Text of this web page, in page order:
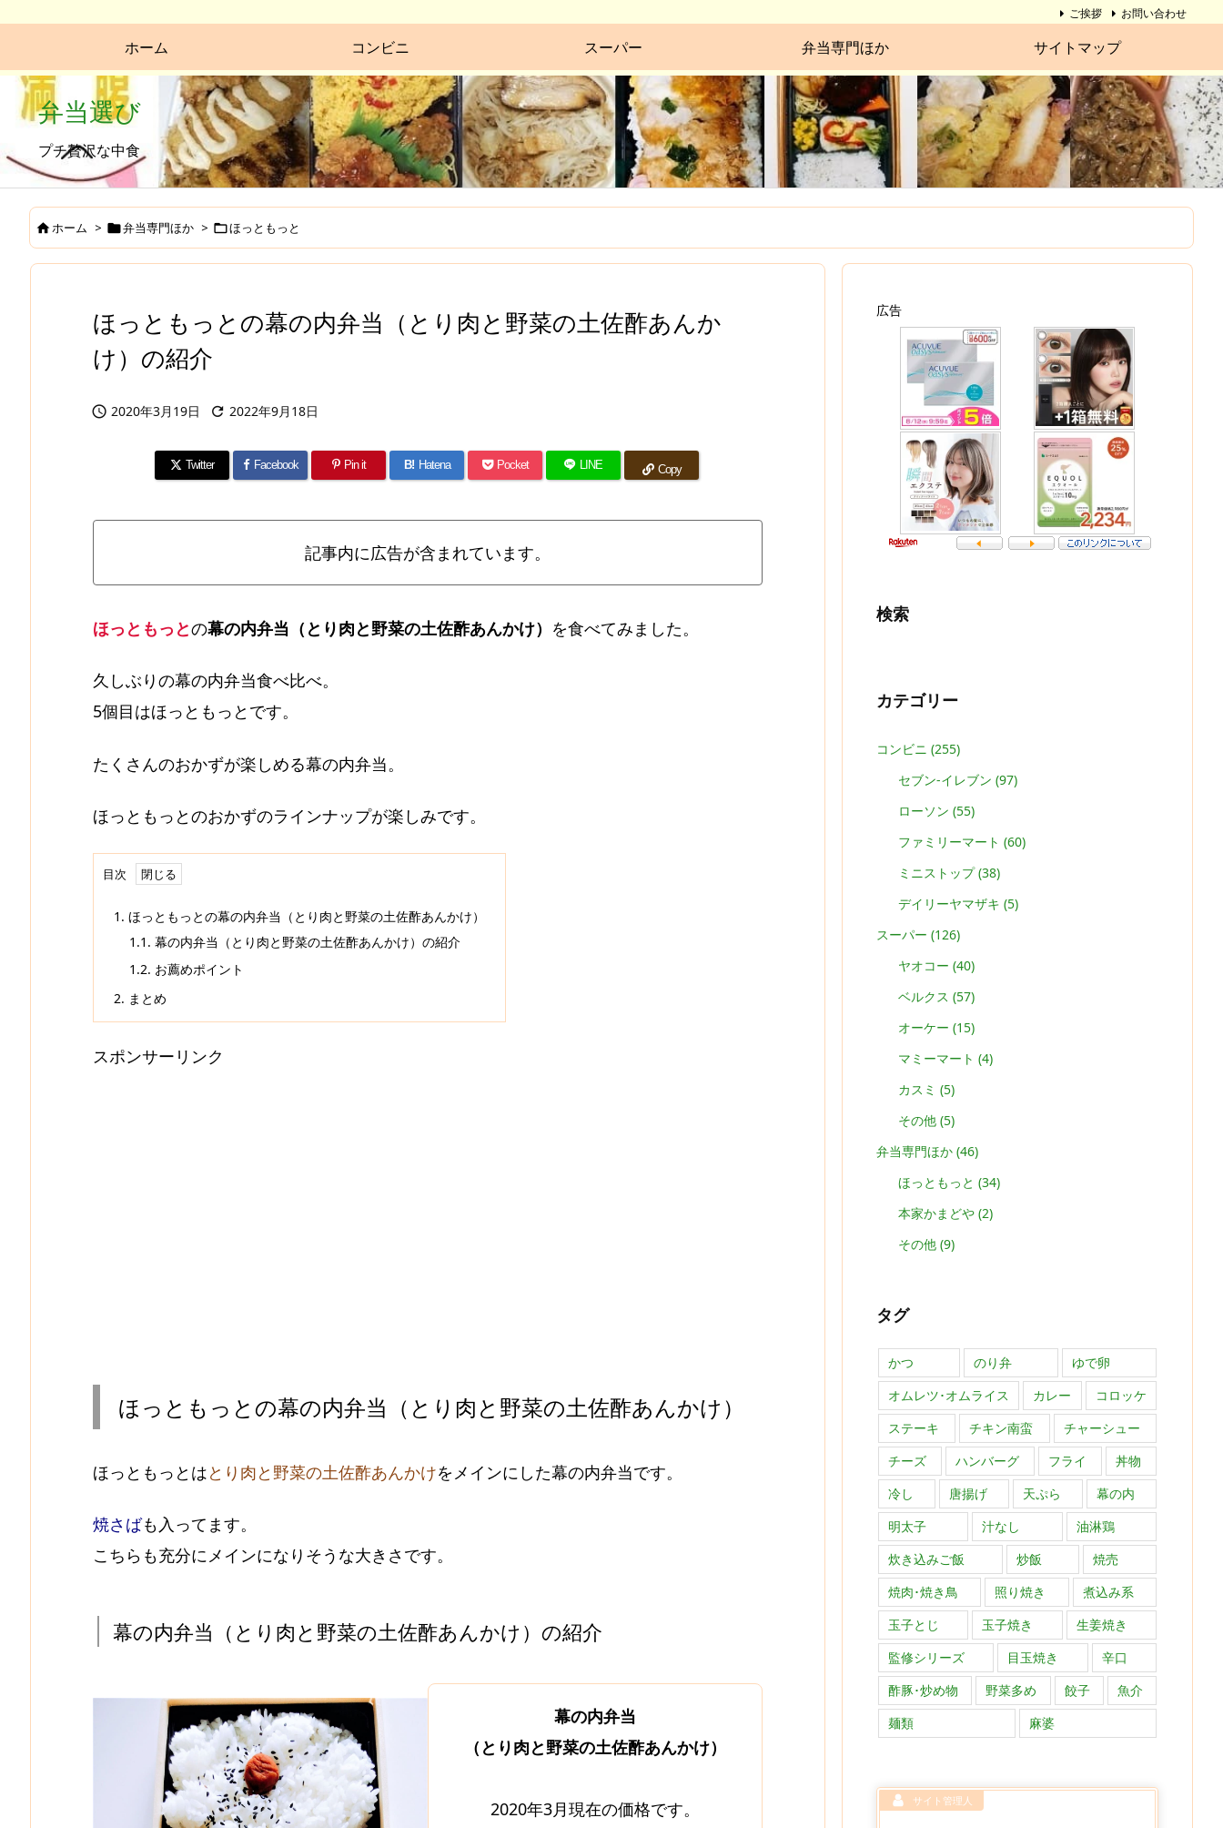
ホーム コンビニ スーパー 弁当専門ほか サイトマップ
ご挨拶 お問い合わせ
弁当選び
プチ贅沢な中食
ホーム > 弁当専門ほか > ほっともっと
ほっともっとの幕の内弁当（とり肉と野菜の土佐酢あんか
け）の紹介
 2020年3月19日  2022年9月18日
Twitter Facebook Pin it B! Hatena Pocket LINE Copy
記事内に広告が含まれています。
ほっともっとの幕の内弁当（とり肉と野菜の土佐酢あんかけ） を食べてみました。
久しぶりの幕の内弁当食べ比べ。
5個目はほっともっとです。
たくさんのおかずが楽しめる幕の内弁当。
ほっともっとのおかずのラインナップが楽しみです。
目次
1. ほっともっとの幕の内弁当（とり肉と野菜の土佐酢あんかけ）
1.1. 幕の内弁当（とり肉と野菜の土佐酢あんかけ）の紹介
1.2. お薦めポイント
2. まとめ
スポンサーリンク
ほっともっとの幕の内弁当（とり肉と野菜の土佐酢あんかけ）
ほっともっとはとり肉と野菜の土佐酢あんかけをメインにした幕の内弁当です。
焼さばも入ってます。
こちらも充分にメインになりそうな大きさです。
幕の内弁当（とり肉と野菜の土佐酢あんかけ）の紹介
幕の内弁当
（とり肉と野菜の土佐酢あんかけ）
2020年3月現在の価格です。
広告
検索
カテゴリー
コンビニ (255)
セブン-イレブン(97)
ローソン(55)
ファミリーマート(60)
ミニストップ(38)
デイリーヤマザキ(5)
スーパー (126)
ヤオコー(40)
ベルクス(57)
オーケー(15)
マミーマート(4)
カスミ(5)
その他(5)
弁当専門ほか (46)
ほっともっと(34)
本家かまどや(2)
その他(9)
タグ
かつ のり弁
ゆで卵
オムレツ･オムライス
カレー
コロッケ
ステーキ
チキン南蛮
チャーシュー
チーズ
ハンバーグ フライ
丼物
冷し
唐揚げ 天ぷら
幕の内
明太子
汁なし
油淋鶏
炊き込みご飯
炒飯
焼売
焼肉･焼き鳥
照り焼き
煮込み系
玉子とじ
玉子焼き
生姜焼き
監修シリーズ
目玉焼き
辛口
酢豚･炒め物
野菜多め 餃子
魚介
麺類
麻婆
サイト管理人